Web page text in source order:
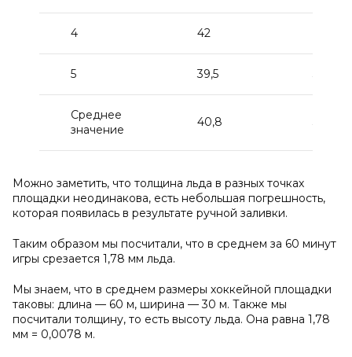
4 42
5 39,5
Среднее
значение
40,8
Можно заметить, что толщина льда в разных точках
площадки неодинакова, есть небольшая погрешность,
которая появилась в результате ручной заливки.
Таким образом мы посчитали, что в среднем за 60 минут
игры срезается 1,78 мм льда.
Мы знаем, что в среднем размеры хоккейной площадки
таковы: длина — 60 м, ширина — 30 м. Также мы
посчитали толщину, то есть высоту льда. Она равна 1,78
мм = 0,0078 м.